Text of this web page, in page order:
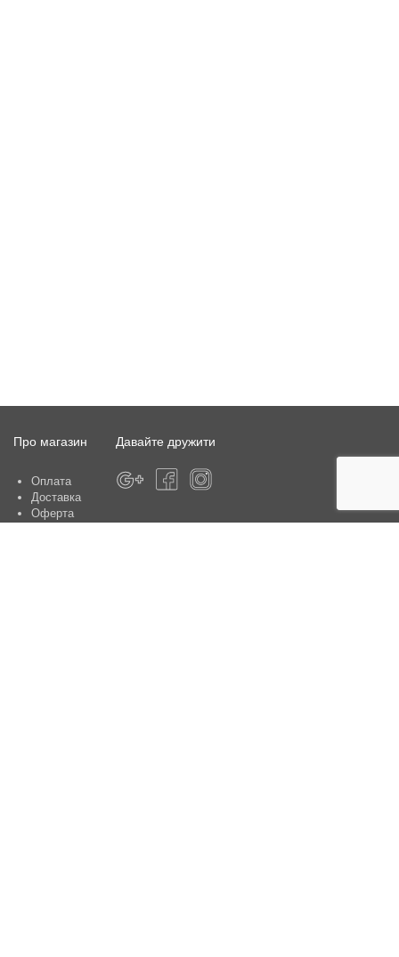
Про магазин
Оплата
Доставка
Оферта
Давайте дружити